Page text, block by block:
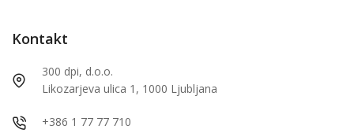
Kontakt
300 dpi, d.o.o.
Likozarjeva ulica 1, 1000 Ljubljana
+386 1 77 77 710